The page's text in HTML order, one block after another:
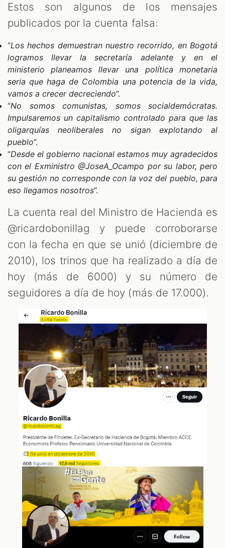
Estos son algunos de los mensajes
publicados por la cuenta falsa:
“Los hechos demuestran nuestro recorrido, en Bogotá
logramos llevar la secretaría adelante y en el
ministerio planeamos llevar una política monetaria
seria que haga de Colombia una potencia de la vida,
vamos a crecer decreciendo”.
“No somos comunistas, somos socialdemócratas.
Impulsaremos un capitalismo controlado para que las
oligarquías neoliberales no sigan explotando al
pueblo”.
“Desde el gobierno nacional estamos muy agradecidos
con el Exministro @JoseA_Ocampo por su labor, pero
su gestión no corresponde con la voz del pueblo, para
eso llegamos nosotros”.
La cuenta real del Ministro de Hacienda es
@ricardobonillag y puede corroborarse
con la fecha en que se unió (diciembre de
2010), los trinos que ha realizado a día de
hoy (más de 6000) y su número de
seguidores a día de hoy (más de 17.000).